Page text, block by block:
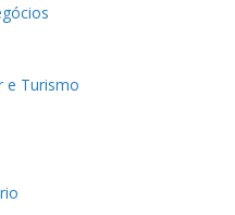
e Turismo